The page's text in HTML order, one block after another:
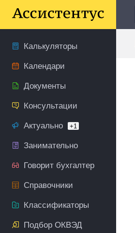
Калькуляторы
Календари
Документы
Консультации
Актуально +1
Занимательно
Говорит бухгалтер
Справочники
Классификаторы
Подбор ОКВЭД